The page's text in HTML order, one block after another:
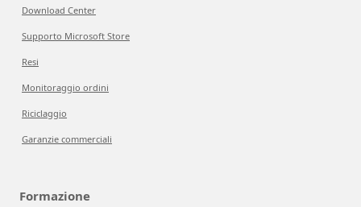
Download Center
Supporto Microsoft Store
Resi
Monitoraggio ordini
Riciclaggio
Garanzie commerciali
Formazione